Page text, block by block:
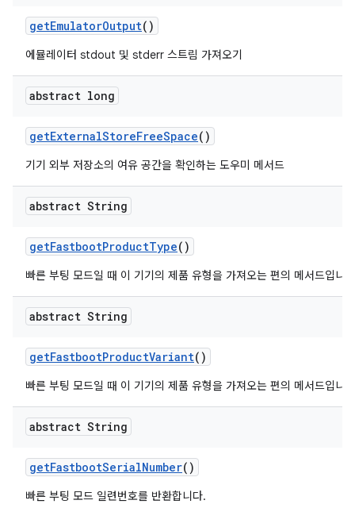
getEmulatorOutput()
에뮬레이터 stdout 및 stderr 스트림 가져오기
abstract long
getExternalStoreFreeSpace()
기기 외부 저장소의 여유 공간을 확인하는 도우미 메서드
abstract String
getFastbootProductType()
빠른 부팅 모드일 때 이 기기의 제품 유형을 가져오는 편의 메서드입니
abstract String
getFastbootProductVariant()
빠른 부팅 모드일 때 이 기기의 제품 유형을 가져오는 편의 메서드입니
abstract String
getFastbootSerialNumber()
빠른 부팅 모드 일련번호를 반환합니다.